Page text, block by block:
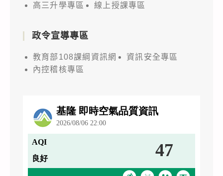
高三升學專區
線上授課專區
政令宣導專區
教育部108課綱資訊網
資訊安全專區
內控稽核專區